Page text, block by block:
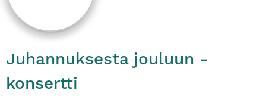
Juhannuksesta jouluun -
konsertti